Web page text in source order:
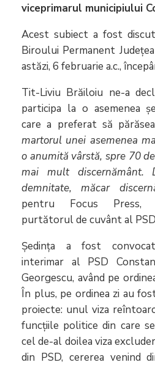
viceprimarul municipiului
Acest subiect a fost
Biroului Permanent
astăzi, 6 februarie a.c.,
Tit-Liviu Brăiloiu ne-a
participa la o asemenea
care a preferat să
martorul unei asemenea
o anumită vârstă, spre 70
mai mult discernământ.
demnitate, măcar
pentru Focus Press,
purtătorul de cuvânt al
Ședința a fost
interimar al PSD
Georgescu, având pe
În plus, pe ordinea zi au
proiecte: unul viza
funcțiile politice din care
cel de-al doilea viza
din PSD, cererea venind